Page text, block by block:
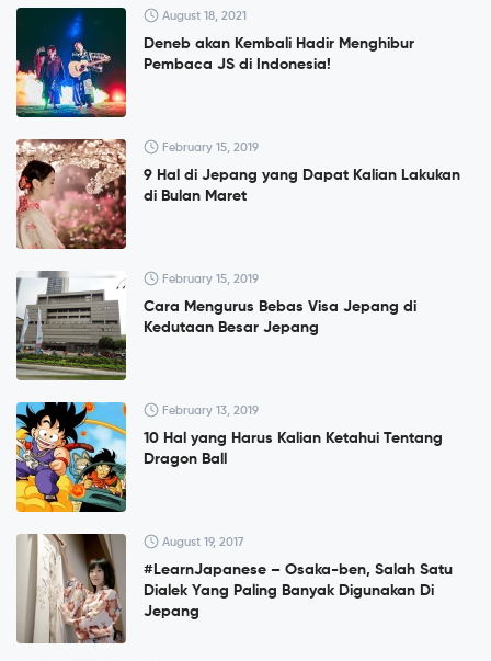
August 18, 2021
Deneb akan Kembali Hadir Menghibur
Pembaca JS di Indonesia!
February 15, 2019
9 Hal di Jepang yang Dapat Kalian Lakukan
di Bulan Maret
February 15, 2019
Cara Mengurus Bebas Visa Jepang di
Kedutaan Besar Jepang
February 13, 2019
10 Hal yang Harus Kalian Ketahui Tentang
Dragon Ball
August 19, 2017
#LearnJapanese – Osaka-ben, Salah Satu
Dialek Yang Paling Banyak Digunakan Di
Jepang